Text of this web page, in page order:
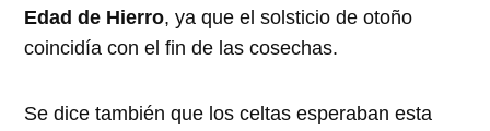
Edad de Hierro, ya que el solsticio de otoño
coincidía con el fin de las cosechas.
Se dice también que los celtas esperaban esta